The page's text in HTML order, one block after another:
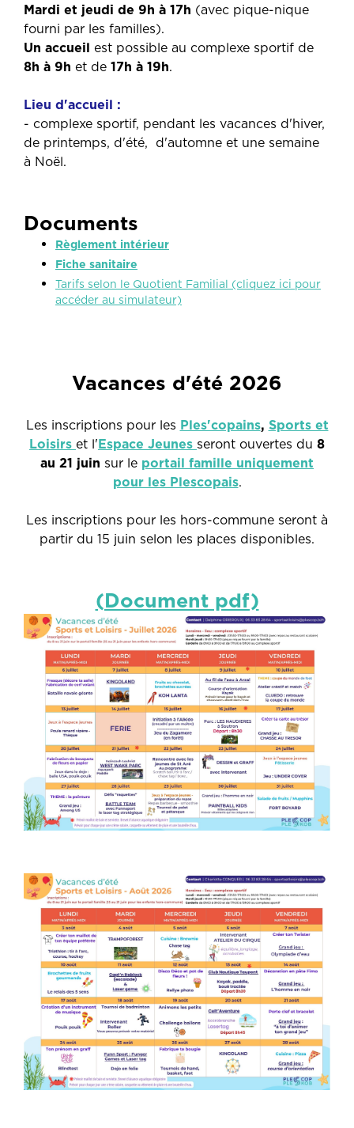
Mardi et jeudi de 9h à 17h (avec pique-nique
fourni par les familles).
Un accueil est possible au complexe sportif de
8h à 9h et de 17h à 19h.
Lieu d'accueil :
- complexe sportif, pendant les vacances d'hiver,
de printemps, d'été, d'automne et une semaine
à Noël.
Documents
Règlement intérieur
Fiche sanitaire
Tarifs selon le Quotient Familial (cliquez ici pour
accéder au simulateur)
Vacances d'été 2026
Les inscriptions pour les Ples'copains, Sports et
Loisirs et l'Espace Jeunes seront ouvertes du 8
au 21 juin sur le portail famille uniquement
pour les Plescopais.
Les inscriptions pour les hors-commune seront à
partir du 15 juin selon les places disponibles.
(Document pdf)